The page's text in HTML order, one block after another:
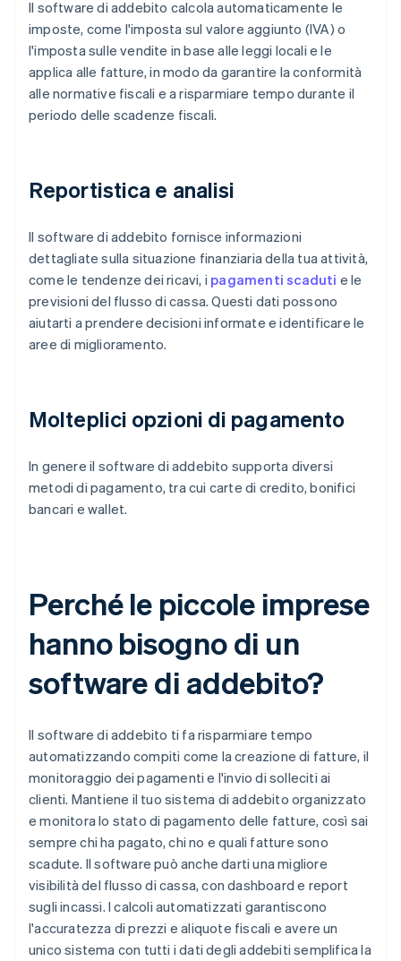
Il software di addebito calcola automaticamente le
imposte, come l'imposta sul valore aggiunto (IVA) o
l'imposta sulle vendite in base alle leggi locali e le
applica alle fatture, in modo da garantire la conformità
alle normative fiscali e a risparmiare tempo durante il
periodo delle scadenze fiscali.
Reportistica e analisi
Il software di addebito fornisce informazioni
dettagliate sulla situazione finanziaria della tua attività,
come le tendenze dei ricavi, i pagamenti scaduti e le
previsioni del flusso di cassa. Questi dati possono
aiutarti a prendere decisioni informate e identificare le
aree di miglioramento.
Molteplici opzioni di pagamento
In genere il software di addebito supporta diversi
metodi di pagamento, tra cui carte di credito, bonifici
bancari e wallet.
Perché le piccole imprese
hanno bisogno di un
software di addebito?
Il software di addebito ti fa risparmiare tempo
automatizzando compiti come la creazione di fatture, il
monitoraggio dei pagamenti e l'invio di solleciti ai
clienti. Mantiene il tuo sistema di addebito organizzato
e monitora lo stato di pagamento delle fatture, così sai
sempre chi ha pagato, chi no e quali fatture sono
scadute. Il software può anche darti una migliore
visibilità del flusso di cassa, con dashboard e report
sugli incassi. I calcoli automatizzati garantiscono
l'accuratezza di prezzi e aliquote fiscali e avere un
unico sistema con tutti i dati degli addebiti semplifica la